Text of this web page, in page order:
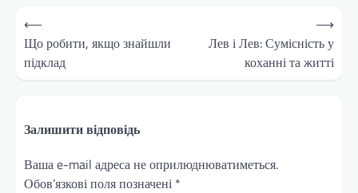
Навігація
записів
⟵
Що робити, якщо знайшли
підклад
Лев і Лев: Сумісність у
коханні та житті
⟶
Залишити відповідь
Ваша e-mail адреса не оприлюднюватиметься.
Обов’язкові поля позначені *